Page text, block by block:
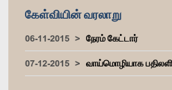
கேள்வியின் வரலாறு
06-11-2015
நேரம் கேட்டார்
07-12-2015
வாய்மொழியாக